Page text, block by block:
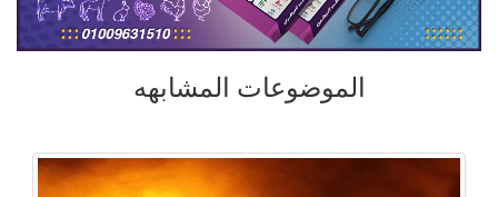
الموضوعات المشابهه